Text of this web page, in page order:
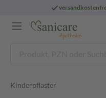
Kinderpflaster